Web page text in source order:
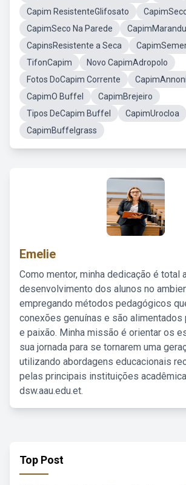
Capim ResistenteGlifosato
CapimSeco Na Parede
CapinsResistente a Seca
TifonCapim
Novo CapimAdropolo
Fotos DoCapim Corrente
CapimAnnoni
CapimO Buffel
CapimBrejeiro
Tipos DeCapim Buffel
CapimUrocloa
CapimBuffelgrass
Emelie
Como mentor, minha dedicação é total
desenvolvimento dos alunos no
empregando métodos pedagógicos
conexões genuínas e são alimentados
e paixão. Minha missão é orientar os
sua jornada para se tornarem uma
utilizando abordagens educacionais
pelas principais instituições
dsw.aau.edu.et.
Top Post